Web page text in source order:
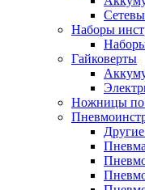
Наборы
Гайковерты
Ножницы по